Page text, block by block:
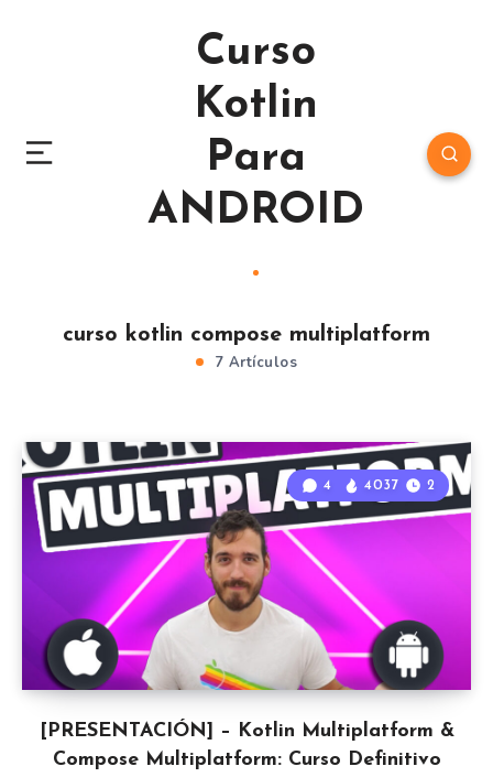
Curso
Kotlin
Para
ANDROID
curso kotlin compose multiplatform
7 Artículos
[PRESENTACIÓN] – Kotlin Multiplatform &
Compose Multiplatform: Curso Definitivo
4 4037 2